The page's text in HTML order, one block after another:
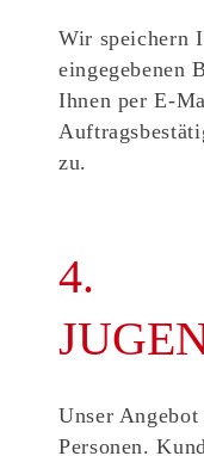
Wir speichern
eingegebenen
Ihnen per E-
zu.
4.
Unser
Personen.